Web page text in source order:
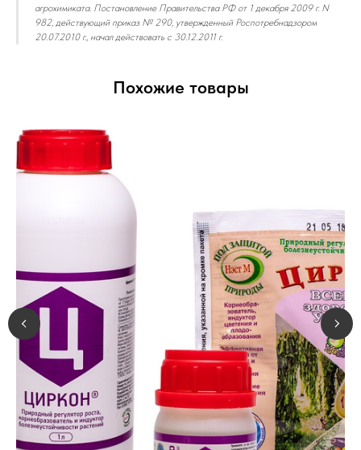
агрохимиката. Постановление Правительства РФ от 1 декабря 2009 г. N
982, действующий приказ № 290, утвержденный Роспотребнадзором
20.07.2010 г., начал действовать с 30.12.2011 г.
Похожие товары